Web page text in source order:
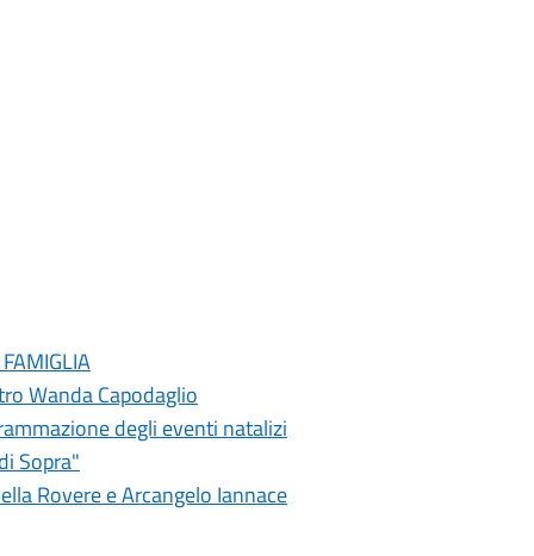
Wanda Capodaglio
degli eventi natalizi
Sopra"
Rovere e Arcangelo Iannace